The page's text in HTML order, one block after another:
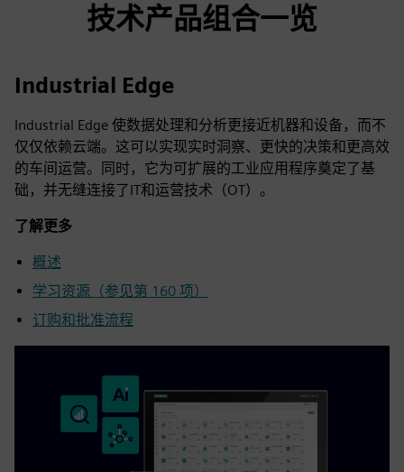
技术产品组合一览
Industrial Edge
Industrial Edge 使数据处理和分析更接近机器和设备，而不
仅仅依赖云端。这可以实现实时洞察、更快的决策和更高效
的车间运营。同时，它为可扩展的工业应用程序奠定了基
础，并无缝连接了IT和运营技术（OT）。
了解更多
概述
学习资源（参见第 160 项）
订购和批准流程